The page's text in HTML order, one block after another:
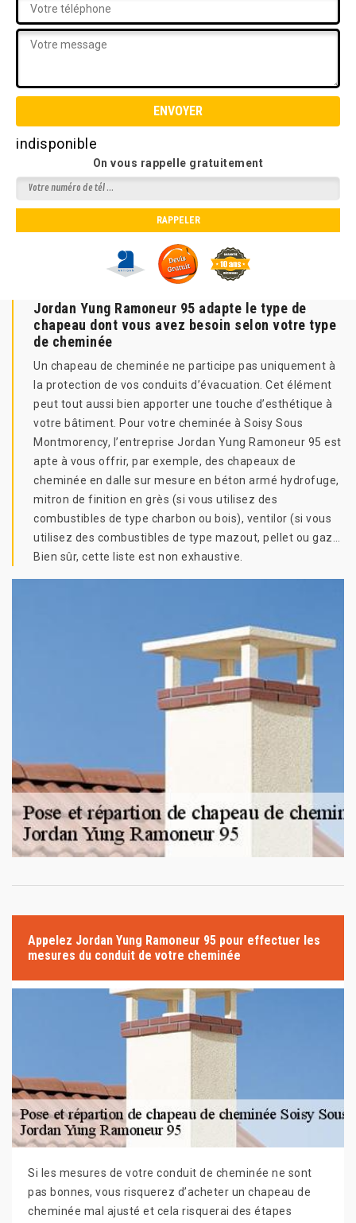
indisponible
On vous rappelle gratuitement
Jordan Yung Ramoneur 95 adapte le type de
chapeau dont vous avez besoin selon votre type
de cheminée
Un chapeau de cheminée ne participe pas uniquement à
la protection de vos conduits d’évacuation. Cet élément
peut tout aussi bien apporter une touche d’esthétique à
votre bâtiment. Pour votre cheminée à Soisy Sous
Montmorency, l’entreprise Jordan Yung Ramoneur 95 est
apte à vous offrir, par exemple, des chapeaux de
cheminée en dalle sur mesure en béton armé hydrofuge,
mitron de finition en grès (si vous utilisez des
combustibles de type charbon ou bois), ventilor (si vous
utilisez des combustibles de type mazout, pellet ou gaz…
Bien sûr, cette liste est non exhaustive.
Appelez Jordan Yung Ramoneur 95 pour effectuer les
mesures du conduit de votre cheminée
Si les mesures de votre conduit de cheminée ne sont
pas bonnes, vous risquerez d’acheter un chapeau de
cheminée mal ajusté et cela risquerai des étapes